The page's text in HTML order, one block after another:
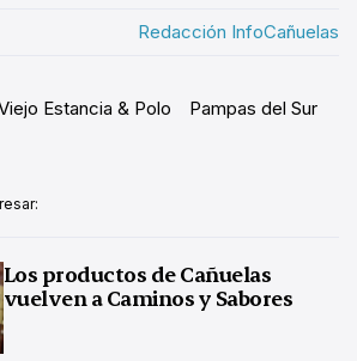
Redacción InfoCañuelas
Estancia & Polo
Pampas del Sur
Los productos de Cañuelas
vuelven a Caminos y Sabores